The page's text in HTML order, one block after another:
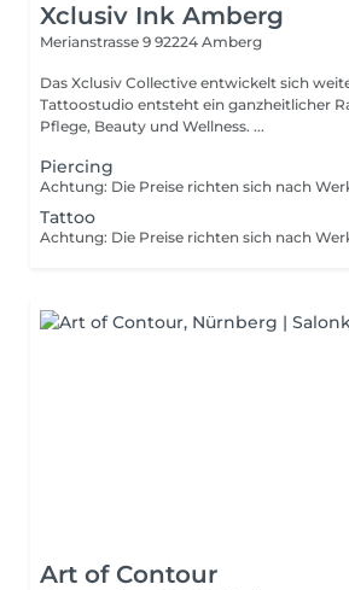
Xclusiv Ink Amberg
Merianstrasse 9 92224 Amberg
Das Xclusiv Collective entwickelt sich weiter aus einem
Tattoostudio entsteht ein ganzheitlicher
Pflege, Beauty und Wellness. ...
Piercing
Tattoo
Art of Contour